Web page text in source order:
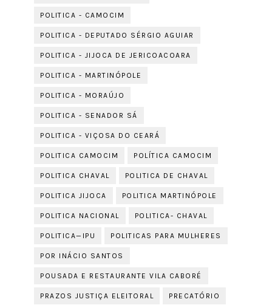
POLITICA - CAMOCIM
POLITICA - DEPUTADO SÉRGIO AGUIAR
POLITICA - JIJOCA DE JERICOACOARA
POLITICA - MARTINÓPOLE
POLITICA - MORAÚJO
POLITICA - SENADOR SÁ
POLITICA - VIÇOSA DO CEARÁ
POLITICA CAMOCIM POLÍTICA CAMOCIM
POLITICA CHAVAL POLITICA DE CHAVAL
POLITICA JIJOCA POLITICA MARTINÓPOLE
POLITICA NACIONAL POLITICA- CHAVAL
POLITICA—IPU POLITICAS PARA MULHERES
POR INÁCIO SANTOS
POUSADA E RESTAURANTE VILA CABORÉ
PRAZOS JUSTIÇA ELEITORAL PRECATÓRIO